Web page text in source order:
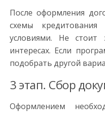
После оформления
схемы
условиями. Не стоит
интересах. Если
подобрать другой
3 этап. Сбор
Оформлением